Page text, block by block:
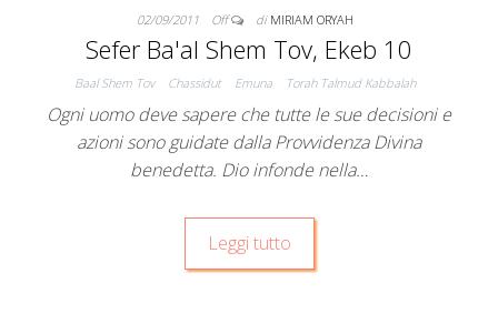
02/09/2011 Off di MIRIAM ORYAH
Sefer Ba'al Shem Tov, Ekeb 10
Baal Shem Tov Chassidut Emuna Torah Talmud Kabbalah
Ogni uomo deve sapere che tutte le sue decisioni e
azioni sono guidate dalla Provvidenza Divina
benedetta. Dio infonde nella…
Leggi tutto